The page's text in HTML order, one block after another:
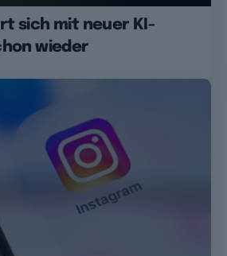
sich mit neuer KI-
wieder